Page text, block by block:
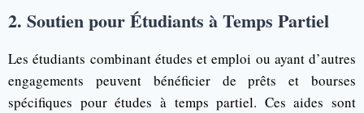
2. Soutien pour Étudiants à Temps Partiel
Les étudiants combinant études et emploi ou ayant d’autres
engagements peuvent bénéficier de prêts et bourses
spécifiques pour études à temps partiel. Ces aides sont